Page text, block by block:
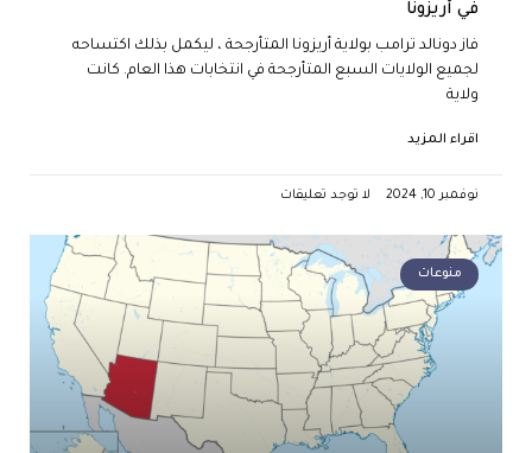
في أريزونا
فاز دونالد ترامب بولاية أريزونا المتأرجحة ، ليكمل بذلك اكتساحه
لجميع الولايات السبع المتأرجحة في انتخابات هذا العام. كانت
ولاية
اقراء المزيد
نوفمبر 10, 2024 لا توجد تعليقات
منوعات